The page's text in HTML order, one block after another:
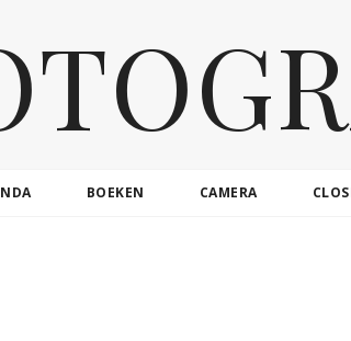
BOEKEN CAMERA